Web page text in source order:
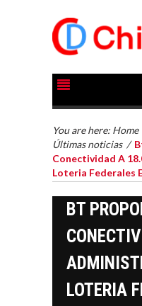
You are here: Home
Últimas noticias /
Conectividad A
Loteria Federales
BT
LOTERIA